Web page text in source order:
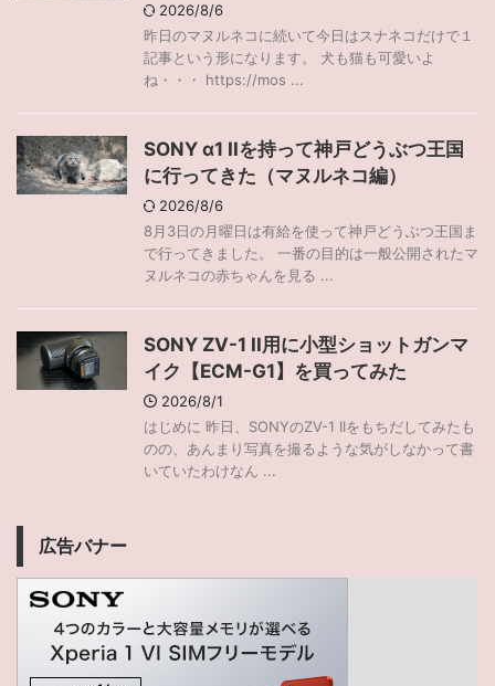
2026/8/6
昨日のマヌルネコに続いて今日はスナネコだけで１
記事という形になります。 犬も猫も可愛いよ
ね・・・ https://mos ...
SONY α1 IIを持って神戸どうぶつ王国
に行ってきた（マヌルネコ編）
2026/8/6
8月3日の月曜日は有給を使って神戸どうぶつ王国ま
で行ってきました。 一番の目的は一般公開されたマ
ヌルネコの赤ちゃんを見る ...
SONY ZV-1 II用に小型ショットガンマ
イク【ECM-G1】を買ってみた
2026/8/1
はじめに 昨日、SONYのZV-1 IIをもちだしてみたも
のの、あんまり写真を撮るような気がしなかって書
いていたわけなん ...
広告バナー